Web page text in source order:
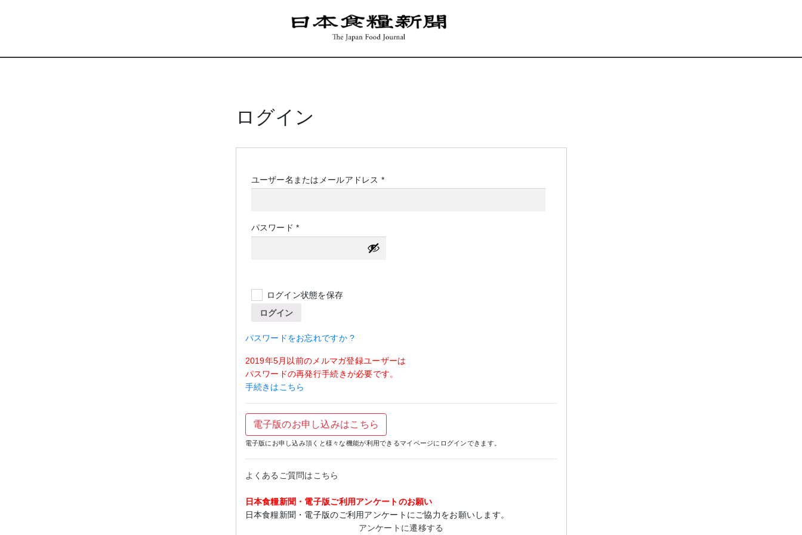
ログイン
ユーザー名またはメールアドレス *必
パスワード*必
須
ログイン状態を保存
ログイン
パスワードをお忘れですか ?
2019年5月以前のメルマガ登録ユーザーは
パスワードの再発行手続きが必要です。
手続きはこちら
電子版のお申し込みはこちら
電子版にお申し込み頂くと様々な機能が利用できるマイページにログインできます。
よくあるご質問はこちら
日本食糧新聞・電子版ご利用アンケートのお願い
日本食糧新聞・電子版のご利用アンケートにご協力をお願いします。
アンケートに遷移する